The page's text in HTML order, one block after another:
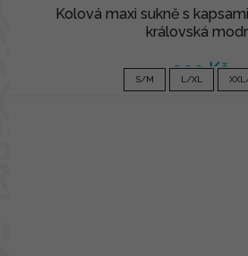
Kolová maxi sukně s
královská
990 Kč
S/M L/XL